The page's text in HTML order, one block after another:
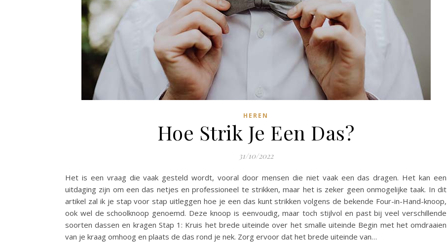
HEREN
Hoe Strik Je Een Das?
31/10/2022
Het is een vraag die vaak gesteld wordt, vooral door mensen die niet vaak een das dragen. Het kan een
uitdaging zijn om een das netjes en professioneel te strikken, maar het is zeker geen onmogelijke taak. In dit
artikel zal ik je stap voor stap uitleggen hoe je een das kunt strikken volgens de bekende Four-in-Hand-knoop,
ook wel de schoolknoop genoemd. Deze knoop is eenvoudig, maar toch stijlvol en past bij veel verschillende
soorten dassen en kragen Stap 1: Kruis het brede uiteinde over het smalle uiteinde Begin met het omdraaien
van je kraag omhoog en plaats de das rond je nek. Zorg ervoor dat het brede uiteinde van…